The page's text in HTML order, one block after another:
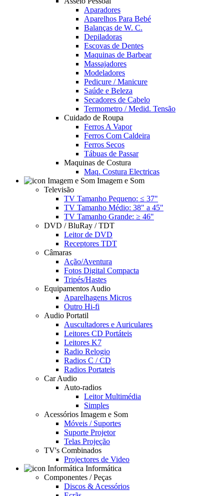
Aparadores
Aparelhos Para Bebé
Balanças de W. C.
Depiladoras
Escovas de Dentes
Maquinas de Barbear
Massajadores
Modeladores
Pedicure / Manicure
Saúde e Beleza
Secadores de Cabelo
Termometro / Medid. Tensão
Cuidado de Roupa
Ferros A Vapor
Ferros Com Caldeira
Ferros Secos
Tábuas de Passar
Maquinas de Costura
Maq. Costura Electricas
Imagem e Som
Televisão
TV Tamanho Pequeno: ≤ 37"
TV Tamanho Médio: 38" a 45"
TV Tamanho Grande: ≥ 46"
DVD / BluRay / TDT
Leitor de DVD
Receptores TDT
Câmaras
Ação/Aventura
Fotos Digital Compacta
Tripés/Hastes
Equipamentos Audio
Aparelhagens Micros
Outro Hi-fi
Audio Portatil
Auscultadores e Auriculares
Leitores CD Portáteis
Leitores K7
Radio Relogio
Radios C / CD
Radios Portateis
Car Audio
Auto-radios
Leitor Multimédia
Simples
Acessórios Imagem e Som
Móveis / Suportes
Suporte Projetor
Telas Projeção
TV's Combinados
Projectores de Video
Informática
Componentes / Peças
Discos & Acessórios